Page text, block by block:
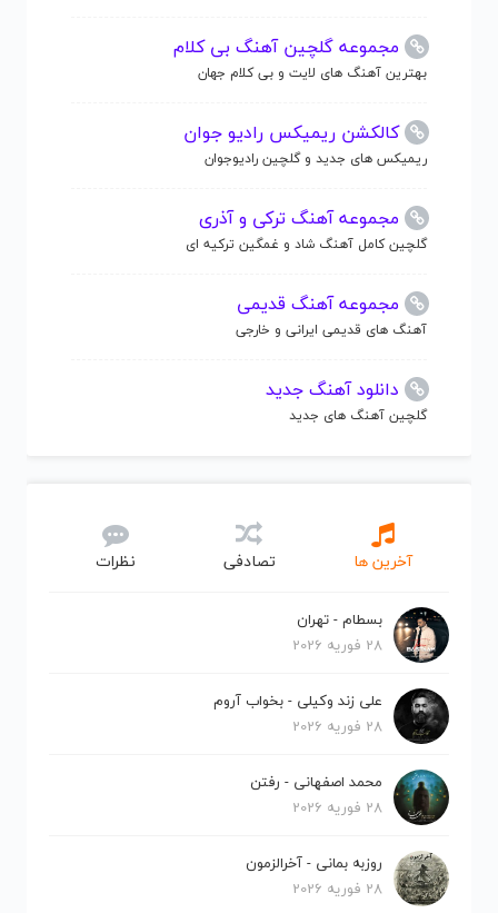
مجموعه گلچین آهنگ بی کلام
بهترین آهنگ های لایت و بی کلام جهان
کالکشن ریمیکس رادیو جوان
ریمیکس های جدید و گلچین رادیوجوان
مجموعه آهنگ ترکی و آذری
گلچین کامل آهنگ شاد و غمگین ترکیه ای
مجموعه آهنگ قدیمی
آهنگ های قدیمی ایرانی و خارجی
دانلود آهنگ جدید
گلچین آهنگ های جدید
آخرین ها تصادفی نظرات
بسطام - تهران
28 فوریه 2026
علی زند وکیلی - بخواب آروم
28 فوریه 2026
محمد اصفهانی - رفتن
28 فوریه 2026
روزبه بمانی - آخرالزمون
28 فوریه 2026